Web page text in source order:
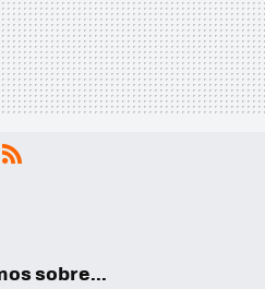
sobre...